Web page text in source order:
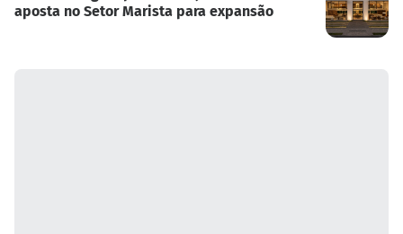
aposta no Setor Marista para expansão